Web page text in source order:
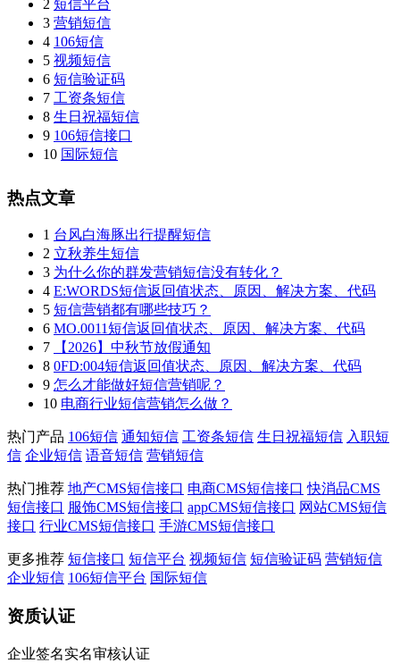
2 短信平台
3 营销短信
4 106短信
5 视频短信
6 短信验证码
7 工资条短信
8 生日祝福短信
9 106短信接口
10 国际短信
热点文章
1 台风白海豚出行提醒短信
2 立秋养生短信
3 为什么你的群发营销短信没有转化？
4 E:WORDS短信返回值状态、原因、解决方案、代码
5 短信营销都有哪些技巧？
6 MO.0011短信返回值状态、原因、解决方案、代码
7
【2026】中秋节放假通知
8 0FD:004短信返回值状态、原因、解决方案、代码
9 怎么才能做好短信营销呢？
10 电商行业短信营销怎么做？
热门产品 106短信 通知短信 工资条短信 生日祝福短信 入职短
信 企业短信 语音短信 营销短信
热门推荐 地产CMS短信接口 电商CMS短信接口 快消品CMS
短信接口 服饰CMS短信接口 appCMS短信接口 网站CMS短信
接口 行业CMS短信接口 手游CMS短信接口
更多推荐 短信接口 短信平台 视频短信 短信验证码 营销短信
企业短信 106短信平台 国际短信
资质认证
企业签名实名审核认证